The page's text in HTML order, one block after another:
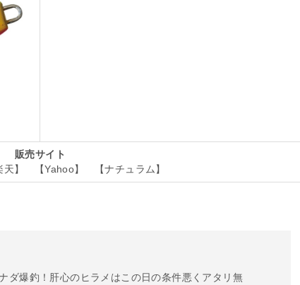
販売サイト
天】 【Yahoo】 【ナチュラム】
ダ爆釣！肝心のヒラメはこの日の条件悪くアタリ無